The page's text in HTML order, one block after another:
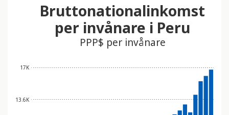
13.6K
17K
Bruttonationalinkomst
per invånare i Peru
PPP$ per invånare